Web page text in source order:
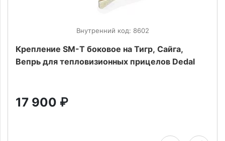
Внутренний код: 8602
Крепление SM-T боковое на Тигр, Сайга,
Вепрь для тепловизионных прицелов Dedal
17 900 ₽